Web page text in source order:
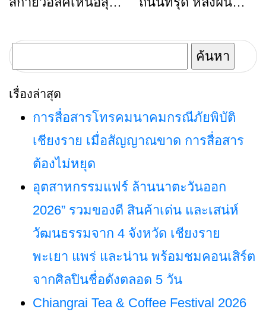
ดอยเวา แม่สาย
เชียงราย
หลายวัน
สำหรับ:
เรื่องล่าสุด
การสื่อสารโทรคมนาคมกรณีภัยพิบัติ
เชียงราย เมื่อสัญญาณขาด การสื่อสาร
ต้องไม่หยุด
อุตสาหกรรมแฟร์ ล้านนาตะวันออก
2026” รวมของดี สินค้าเด่น และเสน่ห์
วัฒนธรรมจาก 4 จังหวัด เชียงราย
พะเยา แพร่ และน่าน พร้อมชมคอนเสิร์ต
จากศิลปินชื่อดังตลอด 5 วัน
Chiangrai Tea & Coffee Festival 2026